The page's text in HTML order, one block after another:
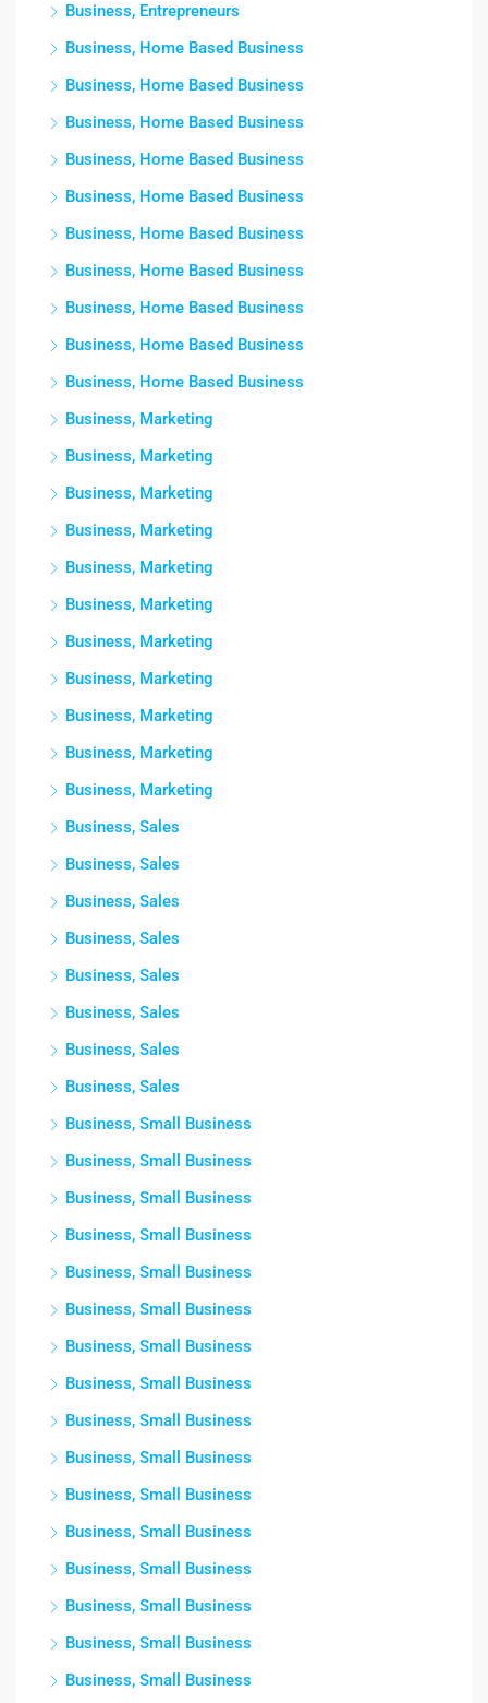
Business, Entrepreneurs
Business, Home Based Business
Business, Home Based Business
Business, Home Based Business
Business, Home Based Business
Business, Home Based Business
Business, Home Based Business
Business, Home Based Business
Business, Home Based Business
Business, Home Based Business
Business, Home Based Business
Business, Marketing
Business, Marketing
Business, Marketing
Business, Marketing
Business, Marketing
Business, Marketing
Business, Marketing
Business, Marketing
Business, Marketing
Business, Marketing
Business, Marketing
Business, Sales
Business, Sales
Business, Sales
Business, Sales
Business, Sales
Business, Sales
Business, Sales
Business, Sales
Business, Small Business
Business, Small Business
Business, Small Business
Business, Small Business
Business, Small Business
Business, Small Business
Business, Small Business
Business, Small Business
Business, Small Business
Business, Small Business
Business, Small Business
Business, Small Business
Business, Small Business
Business, Small Business
Business, Small Business
Business, Small Business